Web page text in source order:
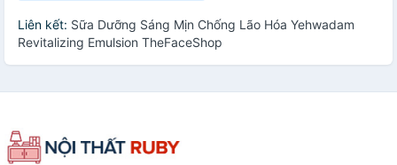
Liên kết: Sữa Dưỡng Sáng Mịn Chống Lão Hóa Yehwadam
Revitalizing Emulsion TheFaceShop